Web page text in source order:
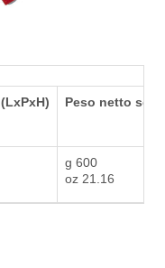
Peso netto
g 600
oz 21.16